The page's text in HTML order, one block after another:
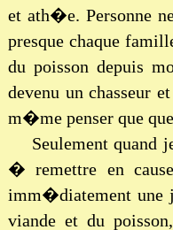
et ath�e. Personne
presque chaque
du poisson depuis
devenu un
m�me penser que
Seulement quand
� remettre en
imm�diatement une
viande et du